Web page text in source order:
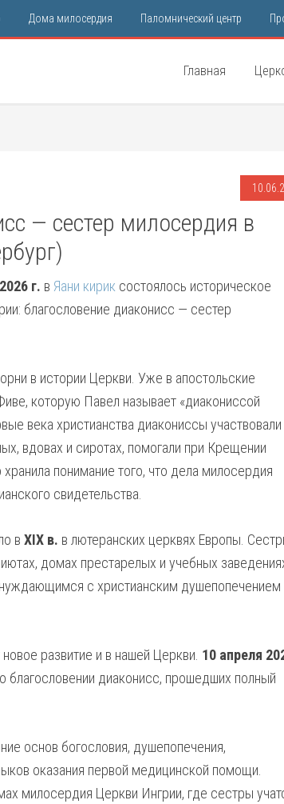
Дома милосердия Паломнический центр
Главная
— сестер милосердия в
г. в Яани кирик состоялось историческое
благословение диаконисс — сестер
в истории Церкви. Уже в апостольские
которую Павел называет «диакониссой
века христианства диакониссы участвовали
вдовах и сиротах, помогали при Крещении
понимание того, что дела милосердия
свидетельства.
в XIX в. в лютеранских церквях Европы.
домах престарелых и учебных
с христианским душепопечением
развитие и в нашей Церкви. 10 апреля
благословении диаконисс, прошедших полный
основ богословия, душепопечения,
оказания первой медицинской помощи.
милосердия Церкви Ингрии, где сестры